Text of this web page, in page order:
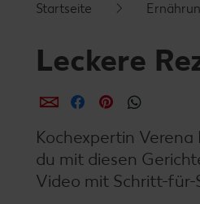
Startseite
Leckere
per E-Mail teilen
per Facebook
per
Kochexpertin
du mit diesen
Video mit Schritt-für-